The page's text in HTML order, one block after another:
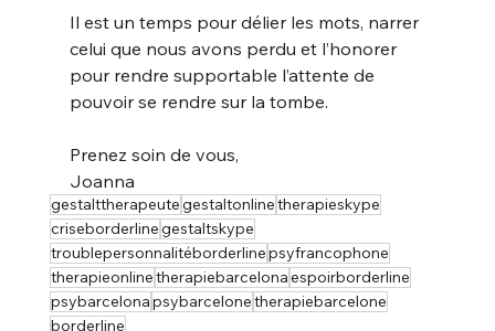
Il est un temps pour délier les mots, narrer
celui que nous avons perdu et l’honorer
pour rendre supportable l’attente de
pouvoir se rendre sur la tombe.
Prenez soin de vous,
Joanna
gestalttherapeutegestaltonlinetherapieskype
criseborderlinegestaltskype
troublepersonnalitéborderlinepsyfrancophone
therapieonlinetherapiebarcelonaespoirborderline
psybarcelonapsybarcelonetherapiebarcelone
borderline